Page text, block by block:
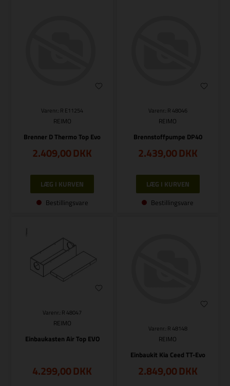
Varenr.: R E11254
REIMO
Brenner D Thermo Top Evo
2.409,00DKK
Bestillingsvare
Varenr.: R 48046
REIMO
Brennstoffpumpe DP40
2.439,00DKK
Bestillingsvare
Varenr.: R 48047
REIMO
Einbaukasten Air Top EVO
4.299,00DKK
Varenr.: R 48148
REIMO
Einbaukit Kia Ceed TT-Evo
2.849,00DKK